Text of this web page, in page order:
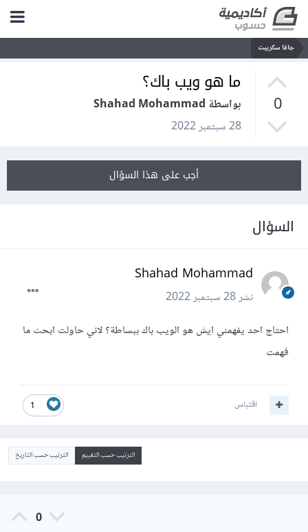
جافا سكريبت
0
ما هو ويب باك؟
بواسطة Shahad Mohammad
28 سبتمبر 2022
أجب على هذا السؤال
السؤال
Shahad Mohammad
نشر28 سبتمبر 2022
احتاج احد يفهمني ايش هو الويب باك ببساطة؟ لاني حاولت ابحث ما
فهمت
1 اقتباس
الترتيب حسب التقييم الترتيب حسب التاريخ
0